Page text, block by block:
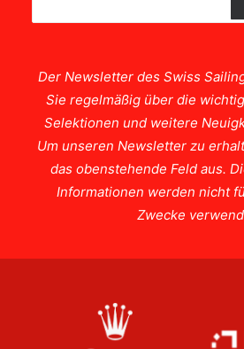
Der Newsletter des Swiss
Sie regelmäßig über die
Selektionen und weitere
Um unseren Newsletter zu
das obenstehende Feld aus.
Informationen werden nicht
Zwecke